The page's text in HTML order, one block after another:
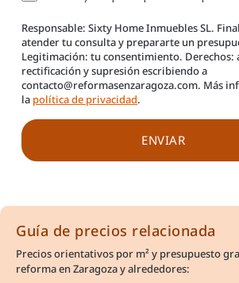
Responsable: Sixty Home Inmuebles SL.
atender tu consulta y prepararte un
Legitimación: tu consentimiento. Derechos:
rectificación y supresión escribiendo a
contacto@reformasenzaragoza.com. Más
la política de privacidad.
Guía de precios relacionada
Precios orientativos por m² y presupuesto
reforma en Zaragoza y alrededores: